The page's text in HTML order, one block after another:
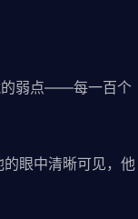
的弱点——每一百个
眼中清晰可见，他